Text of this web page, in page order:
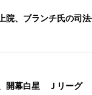
院、ブランチ氏の司
開幕白星 Ｊリーグ